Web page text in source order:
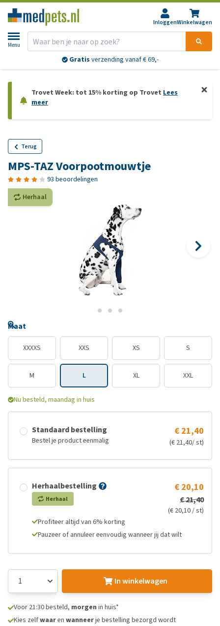
InloggenWinkelwagen
Menu
Gratis verzending vanaf € 69,-
Trovet Week: tot 15% korting op Trovet Lees
meer
Terug
MPS-TAZ Voorpootmouwtje
93 beoordelingen
Herhaal
Maat
XXXXS XXS XS S
M L XL XXL
Nu besteld, maandag in huis
Standaard bestelling
Bestel je product eenmalig
€ 21,40
(€ 21,40/ st)
Herhaalbestelling
Herhaal
€ 20,10
€ 21,40
(€ 20,10 / st)
Profiteer altijd van 6% korting
Pauzeer of annuleer eenvoudig wanneer jij dat wilt
In winkelwagen
Voor 21:30 besteld, morgen in huis*
Kies zelfwaaren wanneerje bestelling bezorgd wordt